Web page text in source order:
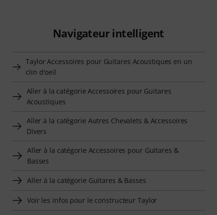
Navigateur intelligent
Taylor Accessoires pour Guitares Acoustiques en un
clin d'oeil
Aller à la catégorie Accessoires pour Guitares
Acoustiques
Aller à la catégorie Autres Chevalets & Accessoires
Divers
Aller à la catégorie Accessoires pour Guitares &
Basses
Aller à la catégorie Guitares & Basses
Voir les infos pour le constructeur Taylor